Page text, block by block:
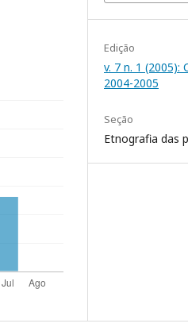
Edição
v. 7 n. 1 (2005):
2004-2005
Seção
Etnografia das